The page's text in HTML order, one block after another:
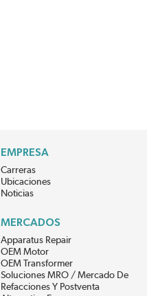
EMPRESA
Carreras
Ubicaciones
Noticias
MERCADOS
Apparatus Repair
OEM Motor
OEM Transformer
Soluciones MRO / Mercado De
Refacciones Y Postventa